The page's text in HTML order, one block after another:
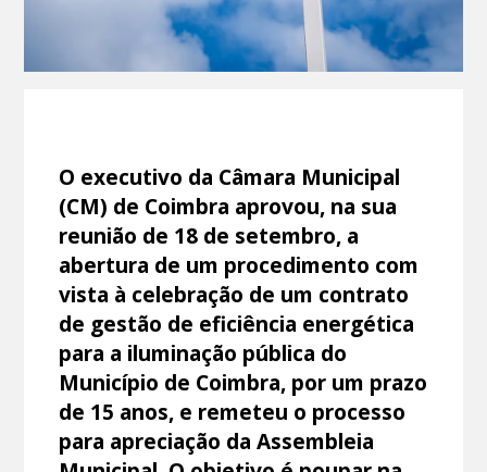
O executivo da Câmara Municipal
(CM) de Coimbra aprovou, na sua
reunião de 18 de setembro, a
abertura de um procedimento com
vista à celebração de um contrato
de gestão de eficiência energética
para a iluminação pública do
Município de Coimbra, por um prazo
de 15 anos, e remeteu o processo
para apreciação da Assembleia